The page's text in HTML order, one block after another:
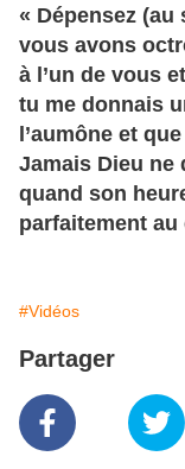
« Dépensez (au
vous avons
à l’un de vous
tu me donnais
l’aumône et
Jamais Dieu ne
quand son
parfaitement
#Vidéos
Partager